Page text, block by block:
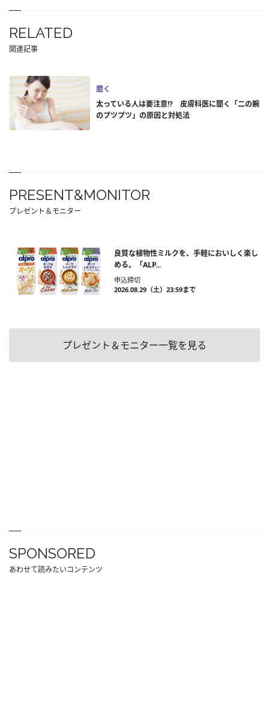
RELATED
関連記事
磨く
太っている人は要注意!? 皮膚科医に聞く「二の腕
のプツプツ」の原因と対処法
PRESENT&MONITOR
プレゼント＆モニター
良質な植物性ミルクを、手軽においしく楽し
める。「ALP...
申込締切
2026.08.29（土）23:59まで
プレゼント＆モニター一覧を見る
SPONSORED
あわせて読みたいコンテンツ